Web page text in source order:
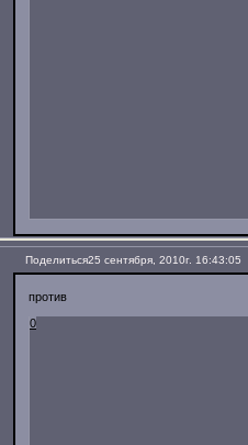
Поделиться25 сентября, 2010г. 16:43:05
против
0